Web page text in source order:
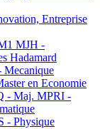
Entreprise
MJH -
Hadamard
en Economie
- Maj. MPRI -
- Physique